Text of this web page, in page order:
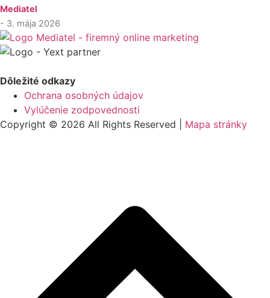
Mediatel
- 3. mája 2026
Dôležité odkazy
Ochrana osobných údajov
Vylúčenie zodpovednosti
Copyright © 2026 All Rights Reserved | Mapa stránky